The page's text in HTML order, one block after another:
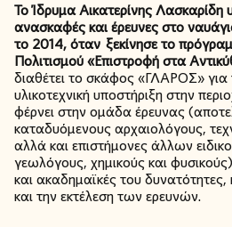
Το Ίδρυμα Αικατερίνης Λασκαρίδη
ανασκαφές και έρευνες στο
το 2014, όταν ξεκίνησε το
Πολιτισμού «Επιστροφή στα
διαθέτει το σκάφος «ΓΛΑΡΟΣ» για
υλικοτεχνική υποστήριξη στην
φέρνει στην ομάδα έρευνας
καταδυόμενους αρχαιολόγους,
αλλά και επιστήμονες άλλων
γεωλόγους, χημικούς και
και ακαδημαϊκές του
και την εκτέλεση των ερευνών.